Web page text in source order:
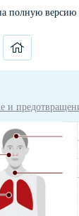
полную версию